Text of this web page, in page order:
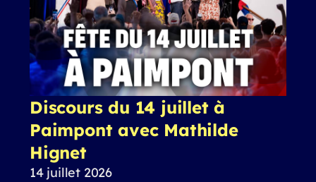
Discours du 14 juillet à
Paimpont avec Mathilde
Hignet
14 juillet 2026